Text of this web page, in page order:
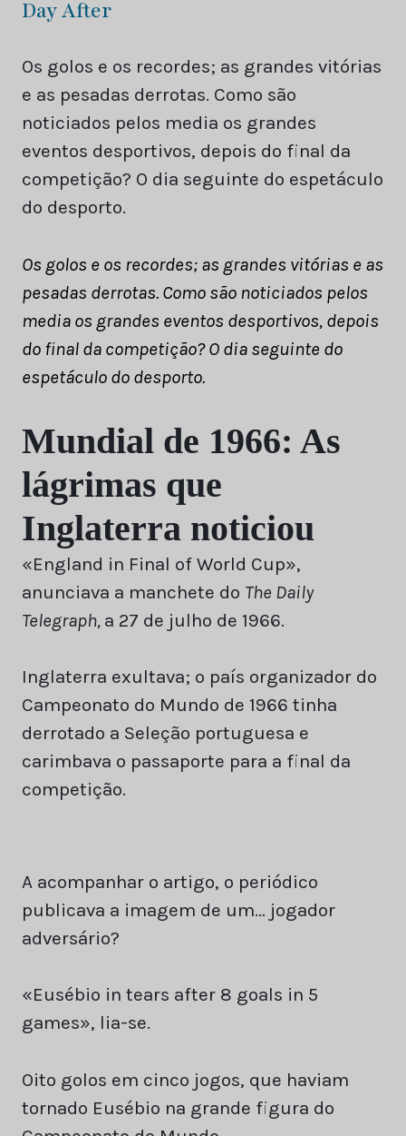
Day After
Os golos e os recordes; as grandes vitórias
e as pesadas derrotas. Como são
noticiados pelos media os grandes
eventos desportivos, depois do final da
competição? O dia seguinte do espetáculo
do desporto.
Os golos e os recordes; as grandes vitórias e as
pesadas derrotas. Como são noticiados pelos
media os grandes eventos desportivos, depois
do final da competição? O dia seguinte do
espetáculo do desporto.
Mundial de 1966: As
lágrimas que
Inglaterra noticiou
«England in Final of World Cup»,
anunciava a manchete do The Daily
Telegraph, a 27 de julho de 1966.
Inglaterra exultava; o país organizador do
Campeonato do Mundo de 1966 tinha
derrotado a Seleção portuguesa e
carimbava o passaporte para a final da
competição.
A acompanhar o artigo, o periódico
publicava a imagem de um… jogador
adversário?
«Eusébio in tears after 8 goals in 5
games», lia-se.
Oito golos em cinco jogos, que haviam
tornado Eusébio na grande figura do